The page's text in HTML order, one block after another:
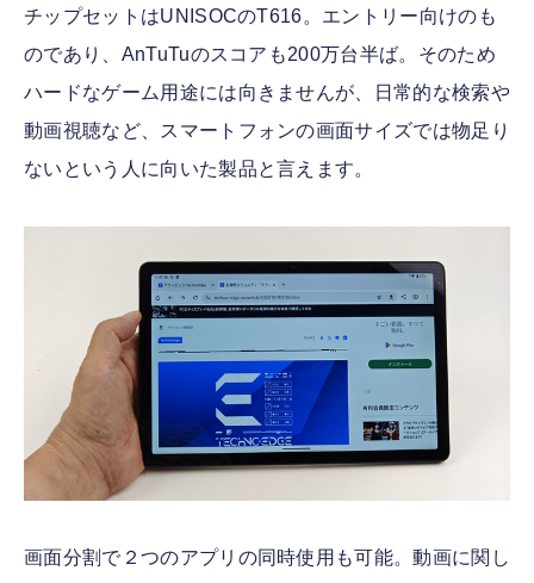
チップセットはUNISOCのT616。エントリー向けのも
のであり、AnTuTuのスコアも200万台半ば。そのため
ハードなゲーム用途には向きませんが、日常的な検索や
動画視聴など、スマートフォンの画面サイズでは物足り
ないという人に向いた製品と言えます。
画面分割で２つのアプリの同時使用も可能。動画に関し